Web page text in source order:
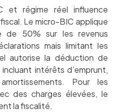
et régime réel influence
Le micro-BIC applique
de 50% sur les revenus
mais limitant les
autorise la déduction de
intérêts d’emprunt,
Pour les
des charges élevées, le
la fiscalité.